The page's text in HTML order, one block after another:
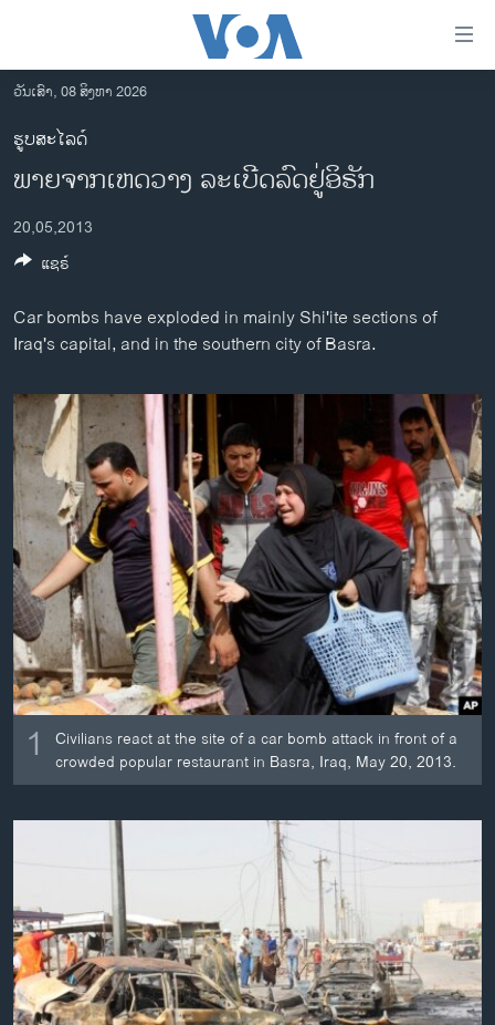
ເຂົ້າ
ຫາ
ຂ້າມ
ຂ້າມ
ໄປ
ຫາ
ຄົ້ນ
ລາວ
ອາເມຣິກາ
ການເລືອກຕັ້ງ ປະທານາທີບໍດີ ສະຫະລັດ 2024
ຂ່າວ​ຈີນ
ໂລກ
ເອເຊຍ
ອິດສະຫຼະພາບດ້ານການຂ່າວ
ຊີວິດຊາວລາວ
ຊຸມຊົນຊາວລາວ
ວິທະຍາສາດ-ເທັກໂນໂລຈີ
ທຸລະກິດ
ພາສາອັງກິດ
ວີດີໂອ
ສຽງ
ລາຍການກະຈາຍສຽງ
ລາຍງານ
ຕິດຕາມພວກເຮົາ ທີ່
ພາສາຕ່າງໆ
ວັນເສົາ, 08 ສິງຫາ 2026
ຮູບສະໄລດ໌
ພາຍຈາກເຫດວາງ ລະເບີດລົດຢູ່ອິຣັກ
20,05,2013
Car bombs have exploded in mainly Shi'ite sections of
Iraq's capital, and in the southern city of Basra.
1
Civilians react at the site of a car bomb attack in front of a
crowded popular restaurant in Basra, Iraq, May 20, 2013.
ແຊຣ໌